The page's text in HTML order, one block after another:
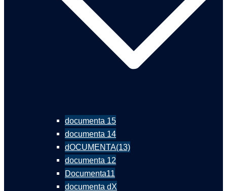
documenta 15
documenta 14
dOCUMENTA(13)
documenta 12
Documenta11
documenta dX